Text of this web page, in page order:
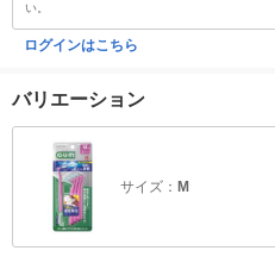
い。
ログインはこちら
バリエーション
サイズ： M